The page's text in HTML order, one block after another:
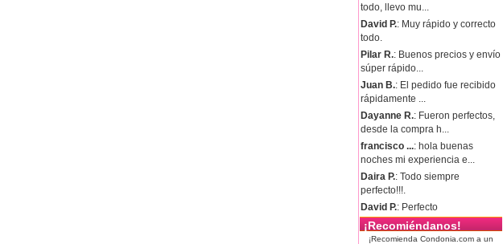
todo, llevo mu...
David P.: Muy rápido y correcto
todo.
Pilar R.: Buenos precios y envío
súper rápido...
Juan B.: El pedido fue recibido
rápidamente ...
Dayanne R.: Fueron perfectos,
desde la compra h...
francisco ...: hola buenas
noches mi experiencia e...
Daira P.: Todo siempre
perfecto!!!.
David P.: Perfecto
¡Recomiéndanos!
¡Recomienda Condonia.com a un